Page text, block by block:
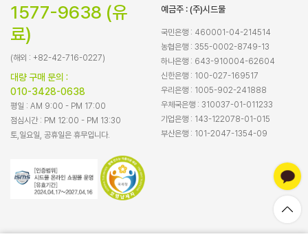
1577-9638 (유
료)
(해외 : +82-42-716-0227)
대량 구매 문의 :
010-3428-0638
평일 : AM 9:00 - PM 17:00
점심시간 : PM 12:00 - PM 13:30
토,일요일, 공휴일은 휴무입니다.
예금주 : (주)시드물
국민은행 : 460001-04-214514
농협은행 : 355-0002-8749-13
하나은행 : 643-910004-62604
신한은행 : 100-027-169517
우리은행 : 1005-902-241888
우체국은행 : 310037-01-011233
기업은행 : 143-122078-01-015
부산은행 : 101-2047-1354-09